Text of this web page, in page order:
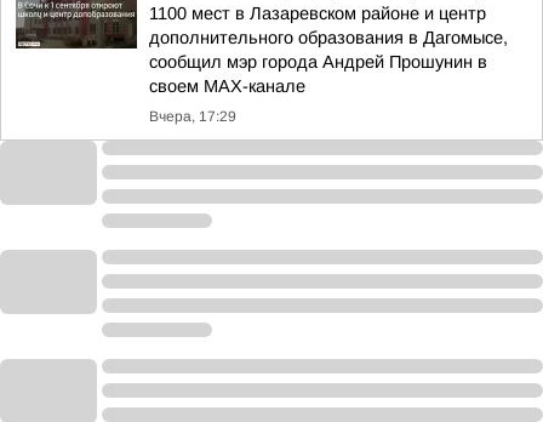
1100 мест в Лазаревском районе и центр
дополнительного образования в Дагомысе,
сообщил мэр города Андрей Прошунин в
своем MAX-канале
Вчера, 17:29